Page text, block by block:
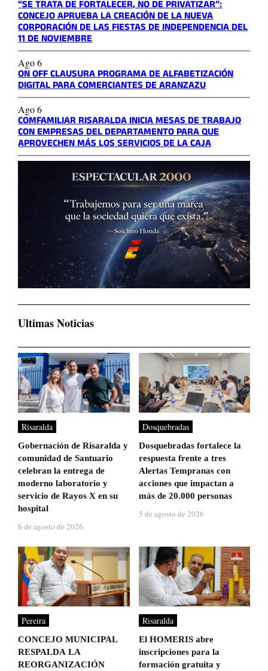
“SE TRATA DE FORTALECER, NO DE PRIVATIZAR”:
CONCEJO APRUEBA LA CREACIÓN DE LA NUEVA
CORPORACIÓN DE LAS FIESTAS DE INDEPENDENCIA DEL
11 DE NOVIEMBRE
Ago 6
ON OFF CLAUSURA PROGRAMA DE ALFABETIZACIÓN
DIGITAL PARA COMERCIANTES DE ARANZAZU
Ago 6
COMFAMILIAR RISARALDA INICIA MESAS DE TRABAJO
CON EMPRESAS DEL DEPARTAMENTO PARA QUE
APROVECHEN MÁS LOS SERVICIOS DE LA CAJA
Ultimas Noticias
Risaralda
Gobernación de Risaralda y
comunidad de Santuario
celebran la entrega de
moderno laboratorio y
servicio de Rayos X en su
hospital
6 de agosto de 2026
Dosquebradas
Dosquebradas fortalece la
respuesta frente a tres
Alertas Tempranas con
acciones que impactan a
más de 20.000 personas
5 de agosto de 2026
Pereira
CONCEJO MUNICIPAL
RESPALDA LA
REORGANIZACIÓN
Risaralda
El HOMERIS abre
inscripciones para la
formación gratuita y